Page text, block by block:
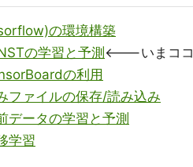
の環境構築
の学習と予測<---いまココ
の利用
ファイルの保存/読み込み
データの学習と予測
学習